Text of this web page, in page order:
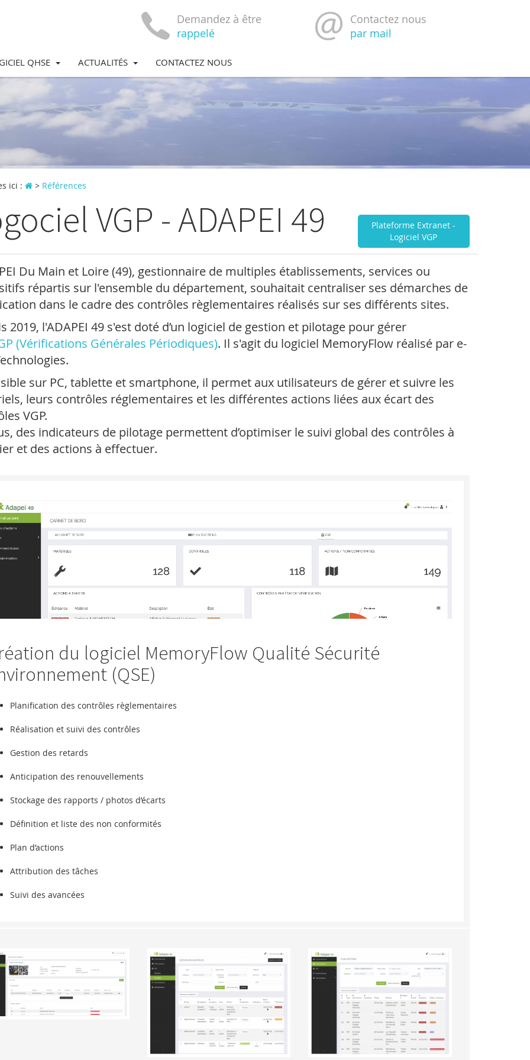
Demandez à être
rappelé
Contactez nous
par mail
QHSE ACTUALITÉS CONTACTEZ NOUS
ici : > Références
VGP - ADAPEI 49
Plateforme Extranet -
Logiciel VGP
Du Main et Loire (49), gestionnaire de multiples établissements, services ou
répartis sur l'ensemble du département, souhaitait centraliser ses démarches de
dans le cadre des contrôles règlementaires réalisés sur ses différents sites.
2019, l'ADAPEI 49 s'est doté d’un logiciel de gestion et pilotage pour gérer
(Vérifications Générales Périodiques). Il s'agit du logiciel MemoryFlow réalisé par e-
sur PC, tablette et smartphone, il permet aux utilisateurs de gérer et suivre les
leurs contrôles réglementaires et les différentes actions liées aux écart des
VGP.
des indicateurs de pilotage permettent d’optimiser le suivi global des contrôles à
et des actions à effectuer.
du logiciel MemoryFlow Qualité Sécurité
(QSE)
Planification des contrôles règlementaires
Réalisation et suivi des contrôles
Gestion des retards
Anticipation des renouvellements
Stockage des rapports / photos d’écarts
Définition et liste des non conformités
Plan d’actions
Attribution des tâches
Suivi des avancées